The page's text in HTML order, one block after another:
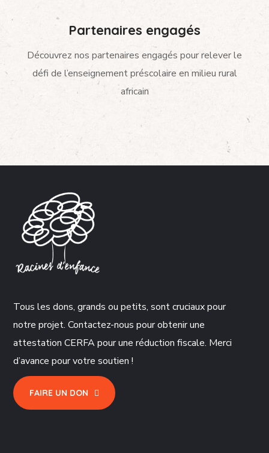
Partenaires engagés
Découvrez nos partenaires engagés pour relever le
défi de l’enseignement préscolaire en milieu rural
africain
Tous les dons, grands ou petits, sont cruciaux pour
notre projet. Contactez-nous pour obtenir une
attestation CERFA pour une réduction fiscale. Merci
d’avance pour votre soutien !
FAIRE UN DON